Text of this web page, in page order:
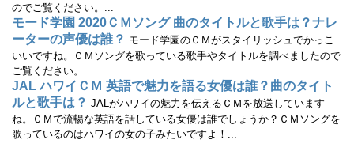
のでご覧ください。...
モード学園 2020ＣＭソング 曲のタイトルと歌手は？ナレ
ーターの声優は誰？ モード学園のＣＭがスタイリッシュでかっこ
いいですね。ＣＭソングを歌っている歌手やタイトルを調べましたので
ご覧ください。...
JAL ハワイＣＭ 英語で魅力を語る女優は誰？曲のタイト
ルと歌手は？ JALがハワイの魅力を伝えるＣＭを放送しています
ね。ＣＭで流暢な英語を話している女優は誰でしょうか？ＣＭソングを
歌っているのはハワイの女の子みたいですよ！...